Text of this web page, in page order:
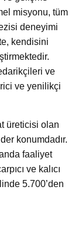
misyonu, tüm
deneyimi
kendisini
ve
ve yenilikçi
üreticisi olan
konumdadır.
faaliyet
ve kalıcı
5.700’den